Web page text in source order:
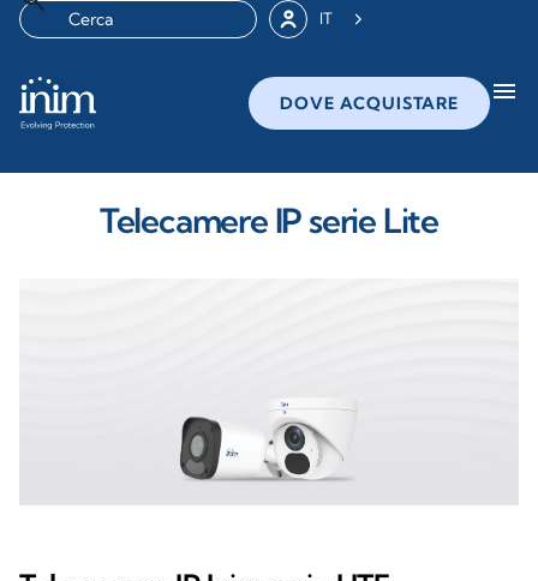
IT
DOVE ACQUISTARE menu
Telecamere IP serie Lite